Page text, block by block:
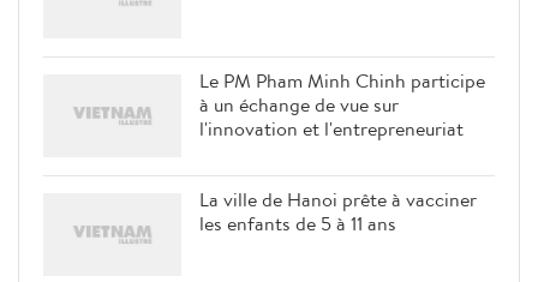
Le PM Pham Minh Chinh participe
à un échange de vue sur
l'innovation et l'entrepreneuriat
La ville de Hanoi prête à vacciner
les enfants de 5 à 11 ans